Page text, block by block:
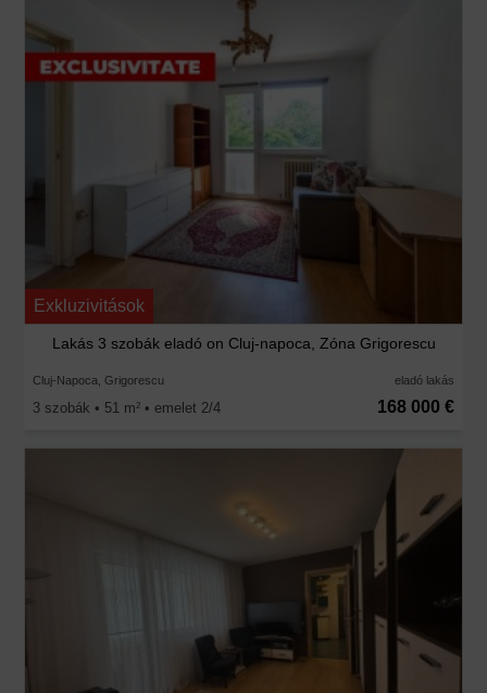
Exkluzivitások
Lakás 3 szobák eladó on Cluj-napoca, Zóna Grigorescu
Cluj-Napoca, Grigorescu eladó lakás
3 szobák • 51 m2 • emelet 2/4 168 000 €